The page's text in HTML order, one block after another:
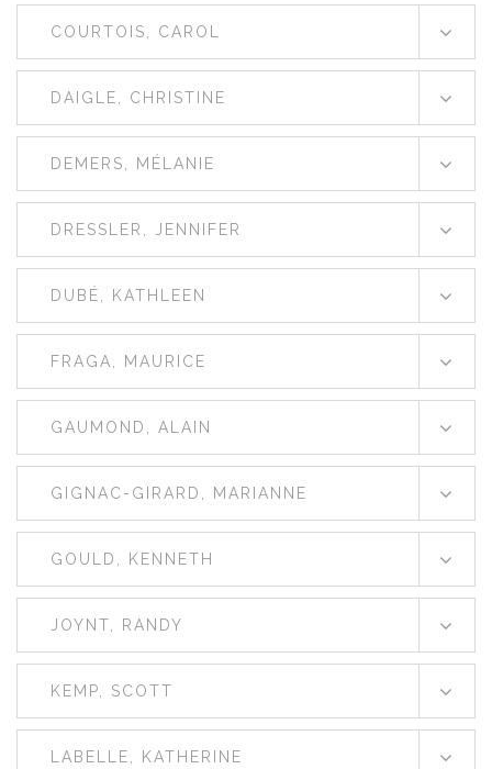
COURTOIS, CAROL
DAIGLE, CHRISTINE
DEMERS, MÉLANIE
DRESSLER, JENNIFER
DUBÉ, KATHLEEN
FRAGA, MAURICE
GAUMOND, ALAIN
GIGNAC-GIRARD, MARIANNE
GOULD, KENNETH
JOYNT, RANDY
KEMP, SCOTT
LABELLE, KATHERINE